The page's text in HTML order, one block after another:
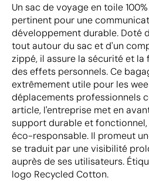
Un sac de voyage en toile
pertinent pour une
développement durable. Doté
tout autour du sac et d'un
zippé, il assure la sécurité et
des effets personnels. Ce
extrêmement utile pour les
déplacements professionnels
article, l'entreprise met en
support durable et
éco-responsable. Il promeut
se traduit par une visibilité
auprès de ses utilisateurs.
logo Recycled Cotton.